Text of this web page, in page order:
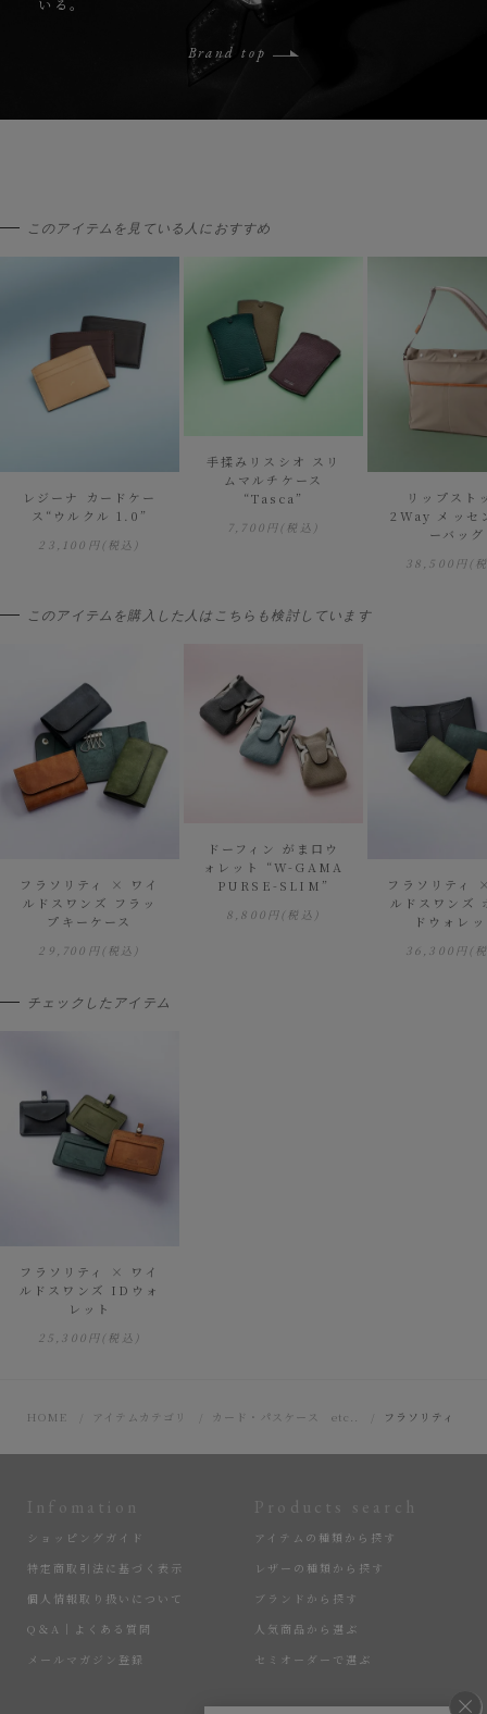
Brand top
このアイテムを見ている人におすすめ
レジーナ カードケー
ス“ウルクル 1.0”
23,100円(税込)
手揉みリスシオ スリ
ムマルチケース
“Tasca”
7,700円(税込)
リップスト
2Way メッセ
ーバッグ
38,500円(
このアイテムを購入した人はこちらも検討しています
フラソリティ × ワイ
ルドスワンズ フラッ
プキーケース
29,700円(税込)
ドーフィン がま口ウ
ォレット “W-GAMA
PURSE-SLIM”
8,800円(税込)
フラソリティ
ルドスワンズ
ドウォレ
36,300円(
チェックしたアイテム
フラソリティ × ワイ
ルドスワンズ IDウォ
レット
25,300円(税込)
HOME アイテムカテゴリ カード・パスケース etc.. フラソリティ ×
Infomation
ショッピングガイド
特定商取引法に基づく表示
個人情報取り扱いについて
Q＆A｜よくある質問
メールマガジン登録
Products search
アイテムの種類から探す
レザーの種類から探す
ブランドから探す
人気商品から選ぶ
セミオーダーで選ぶ